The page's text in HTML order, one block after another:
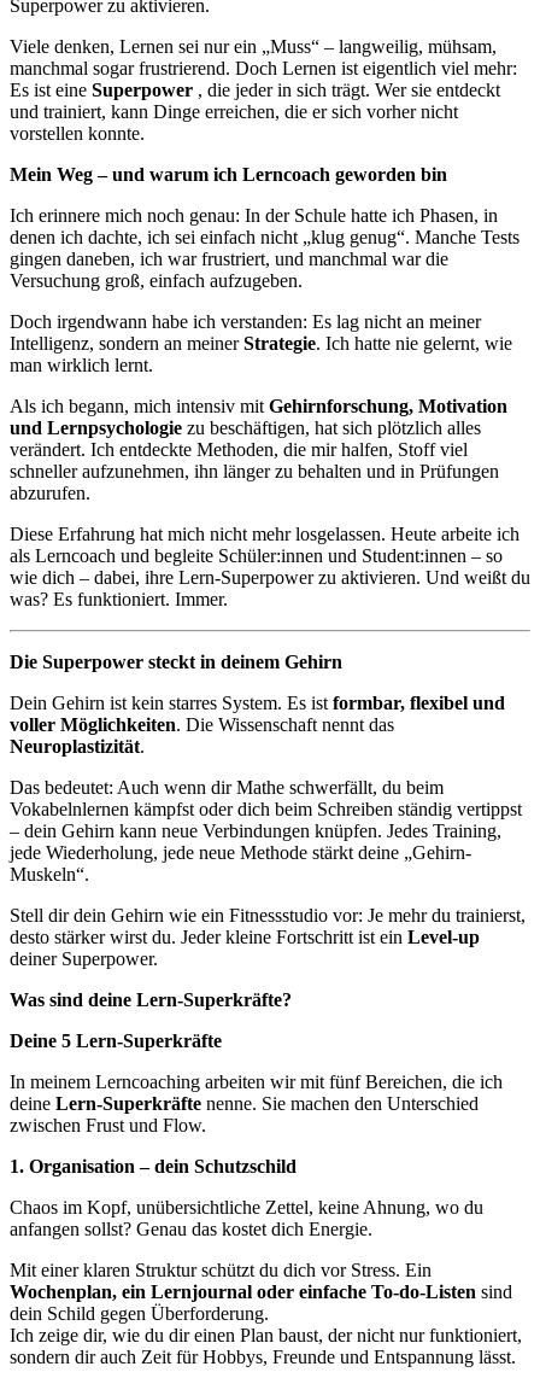
Superpower zu aktivieren.
Viele denken, Lernen sei nur ein „Muss“ – langweilig, mühsam,
manchmal sogar frustrierend. Doch Lernen ist eigentlich viel mehr:
Es ist eine Superpower , die jeder in sich trägt. Wer sie entdeckt
und trainiert, kann Dinge erreichen, die er sich vorher nicht
vorstellen konnte.
Mein Weg – und warum ich Lerncoach geworden bin
Ich erinnere mich noch genau: In der Schule hatte ich Phasen, in
denen ich dachte, ich sei einfach nicht „klug genug“. Manche Tests
gingen daneben, ich war frustriert, und manchmal war die
Versuchung groß, einfach aufzugeben.
Doch irgendwann habe ich verstanden: Es lag nicht an meiner
Intelligenz, sondern an meinerStrategie. Ich hatte nie gelernt, wie
man wirklich lernt.
Als ich begann, mich intensiv mit Gehirnforschung, Motivation
und Lernpsychologie zu beschäftigen, hat sich plötzlich alles
verändert. Ich entdeckte Methoden, die mir halfen, Stoff viel
schneller aufzunehmen, ihn länger zu behalten und in Prüfungen
abzurufen.
Diese Erfahrung hat mich nicht mehr losgelassen. Heute arbeite ich
als Lerncoach und begleite Schüler:innen und Student:innen – so
wie dich – dabei, ihre Lern-Superpower zu aktivieren. Und weißt du
was? Es funktioniert. Immer.
Die Superpower steckt in deinem Gehirn
Dein Gehirn ist kein starres System. Es ist formbar, flexibel und
voller Möglichkeiten. Die Wissenschaft nennt das
Neuroplastizität.
Das bedeutet: Auch wenn dir Mathe schwerfällt, du beim
Vokabelnlernen kämpfst oder dich beim Schreiben ständig vertippst
– dein Gehirn kann neue Verbindungen knüpfen. Jedes Training,
jede Wiederholung, jede neue Methode stärkt deine „Gehirn-
Muskeln“.
Stell dir dein Gehirn wie ein Fitnessstudio vor: Je mehr du trainierst,
desto stärker wirst du. Jeder kleine Fortschritt ist ein Level-up
deiner Superpower.
Was sind deine Lern-Superkräfte?
Deine 5 Lern-Superkräfte
In meinem Lerncoaching arbeiten wir mit fünf Bereichen, die ich
deine Lern-Superkräfte nenne. Sie machen den Unterschied
zwischen Frust und Flow.
1. Organisation – dein Schutzschild
Chaos im Kopf, unübersichtliche Zettel, keine Ahnung, wo du
anfangen sollst? Genau das kostet dich Energie.
Mit einer klaren Struktur schützt du dich vor Stress. Ein
Wochenplan, ein Lernjournal oder einfache To-do-Listen sind
dein Schild gegen Überforderung.
Ich zeige dir, wie du dir einen Plan baust, der nicht nur funktioniert,
sondern dir auch Zeit für Hobbys, Freunde und Entspannung lässt.